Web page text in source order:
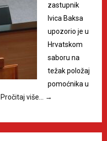
zastupnik
Ivica Baksa
upozorio je u
Hrvatskom
saboru na
težak položaj
pomoćnika u
Pročitaj više… →